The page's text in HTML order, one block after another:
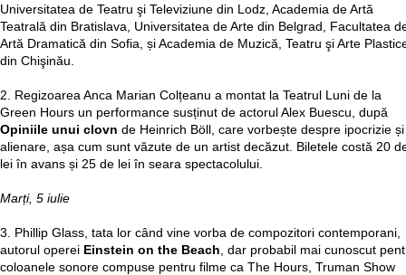
Universitatea de Teatru şi Televiziune din Lodz, Academia de Artă
Teatrală din Bratislava, Universitatea de Arte din Belgrad, Facultatea
Artă Dramatică din Sofia, și Academia de Muzică, Teatru şi Arte
din Chişinău.
2. Regizoarea Anca Marian Colțeanu a montat la Teatrul Luni de la
Green Hours un performance susținut de actorul Alex Buescu, după
Opiniile unui clovn de Heinrich Böll, care vorbește despre ipocrizie și
alienare, așa cum sunt văzute de un artist decăzut. Biletele costă 20
lei în avans și 25 de lei în seara spectacolului.
Marți, 5 iulie
3. Phillip Glass, tata lor când vine vorba de compozitori contemporani,
autorul operei Einstein on the Beach, dar probabil mai cunoscut
coloanele sonore compuse pentru filme ca The Hours, Truman Show